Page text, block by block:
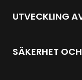
UTVECKLING
SÄKERHET